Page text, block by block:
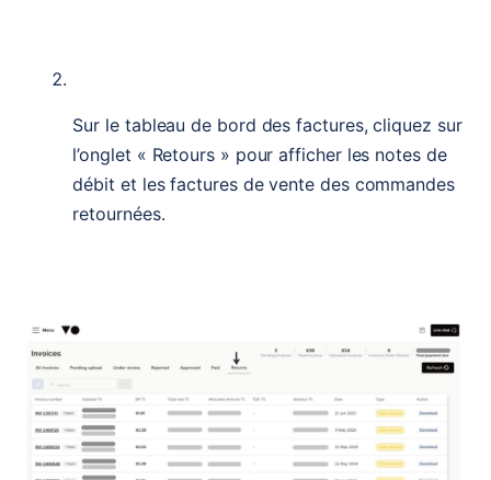
Sur le tableau de bord des factures, cliquez sur
l’onglet « Retours » pour afficher les notes de
débit et les factures de vente des commandes
retournées.